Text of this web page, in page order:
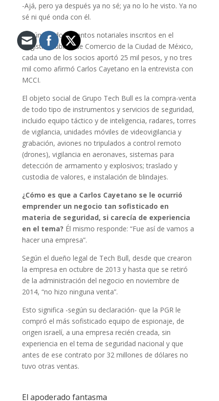
-Ajá, pero ya después ya no sé; ya no lo he visto. Ya no
sé ni qué onda con él.
Según los documentos notariales inscritos en el
Registro Público de Comercio de la Ciudad de México,
cada uno de los socios aportó 25 mil pesos, y no tres
mil como afirmó Carlos Cayetano en la entrevista con
MCCI.
El objeto social de Grupo Tech Bull es la compra-venta
de todo tipo de instrumentos y servicios de seguridad,
incluido equipo táctico y de inteligencia, radares, torres
de vigilancia, unidades móviles de videovigilancia y
grabación, aviones no tripulados a control remoto
(drones), vigilancia en aeronaves, sistemas para
detección de armamento y explosivos; traslado y
custodia de valores, e instalación de blindajes.
¿Cómo es que a Carlos Cayetano se le ocurrió
emprender un negocio tan sofisticado en
materia de seguridad, si carecía de experiencia
en el tema? Él mismo responde: “Fue así de vamos a
hacer una empresa”.
Según el dueño legal de Tech Bull, desde que crearon
la empresa en octubre de 2013 y hasta que se retiró
de la administración del negocio en noviembre de
2014, “no hizo ninguna venta”.
Esto significa -según su declaración- que la PGR le
compró el más sofisticado equipo de espionaje, de
origen israelí, a una empresa recién creada, sin
experiencia en el tema de seguridad nacional y que
antes de ese contrato por 32 millones de dólares no
tuvo otras ventas.
El apoderado fantasma